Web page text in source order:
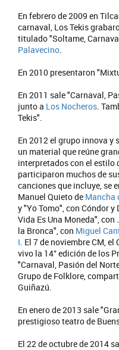
En febrero de 2009 en
carnaval, Los Tekis
titulado "Soltame,
Palavecino.
En 2010 presentaron
En 2011 sale "Carnaval,
junto a Los Nocheros.
Tekis".
En 2012 el grupo innova y
un material que reúne
interpretados con el estilo
participaron muchos de
canciones que incluye, se
Manuel Quieto de Mancha
y "Yo Tomo", con Cóndor y
Vida Es Una Moneda", con
la Bronca", con Miguel
I. El 7 de noviembre CM,
vivo la 14° edición de los
"Carnaval, Pasión del
Grupo de Folklore,
Guiñazú.
En enero de 2013 sale
prestigioso teatro de
El 22 de octubre de 2014